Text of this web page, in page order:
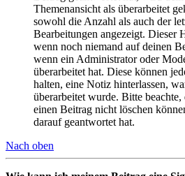
Themenansicht als überarbeitet
sowohl die Anzahl als auch der
Bearbeitungen angezeigt. Dieser
wenn noch niemand auf deinen
wenn ein Administrator oder
überarbeitet hat. Diese können
halten, eine Notiz hinterlassen,
überarbeitet wurde. Bitte beachte,
einen Beitrag nicht löschen
darauf geantwortet hat.
Nach oben